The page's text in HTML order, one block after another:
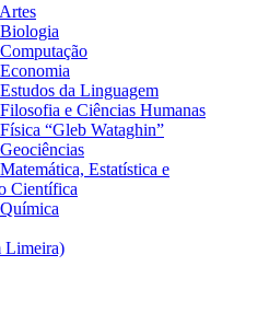
da Linguagem
e Ciências Humanas
“Gleb Wataghin”
Estatística e
Científica
Limeira)